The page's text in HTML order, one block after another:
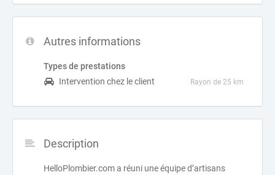
Autres informations
Types de prestations
Intervention chez le client
Rayon de 25 km
Description
HelloPlombier.com a réuni une équipe d’artisans